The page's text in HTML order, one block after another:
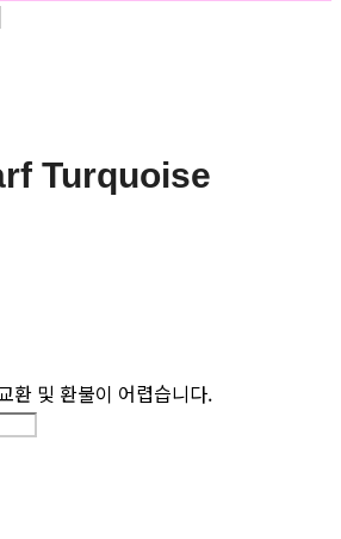
Turquoise
환 및 환불이 어렵습니다.